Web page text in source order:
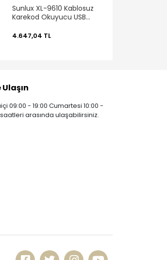
Sunlux XL-9610 Kablosuz
Karekod Okuyucu USB
4.647,04 TL
Ulaşın
09:00 - 19:00 Cumartesi 10:00 -
saatleri arasında ulaşabilirsiniz.